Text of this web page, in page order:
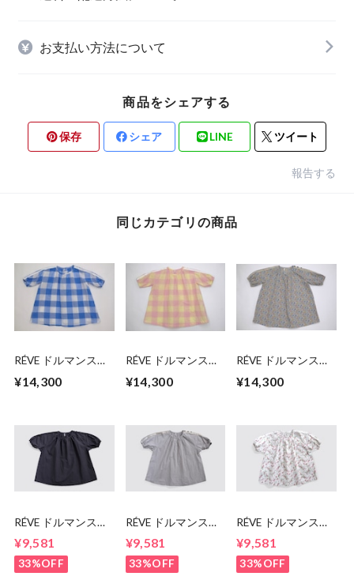
お支払い方法について
商品をシェアする
保存 シェア LINE ツイート
報告する
同じカテゴリの商品
RÉVE ドルマンスリ
¥14,300
RÉVE ドルマンスリ
¥14,300
RÉVE ドルマンスリ
¥14,300
RÉVE ドルマンスリ
¥9,581
33%OFF
RÉVE ドルマンスリ
¥9,581
33%OFF
RÉVE ドルマンスリ
¥9,581
33%OFF